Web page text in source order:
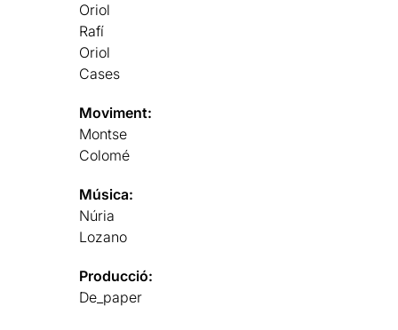
Oriol
Rafí
Oriol
Cases
Moviment:
Montse
Colomé
Música:
Núria
Lozano
Producció:
De_paper